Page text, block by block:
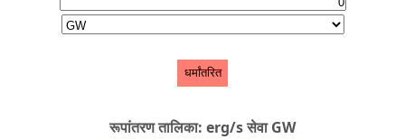
धर्मांतरित
रूपांतरण तालिका: erg/s सेवा GW